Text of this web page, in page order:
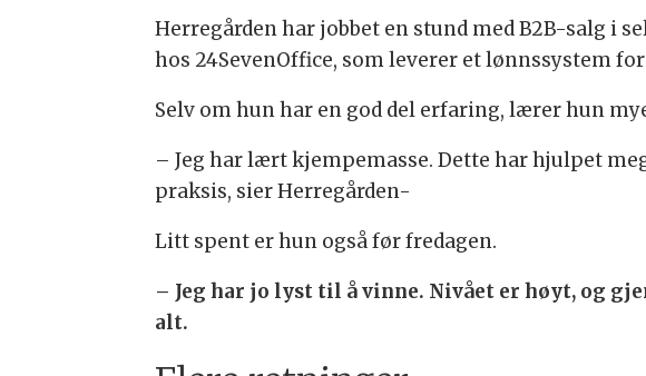
Herregården har jobbet en stund med B2B-salg i
hos 24SevenOffice, som leverer et lønnssystem
Selv om hun har en god del erfaring, lærer hun
– Jeg har lært kjempemasse. Dette har hjulpet
praksis, sier Herregården-
Litt spent er hun også før fredagen.
– Jeg har jo lyst til å vinne. Nivået er høyt, og
alt.